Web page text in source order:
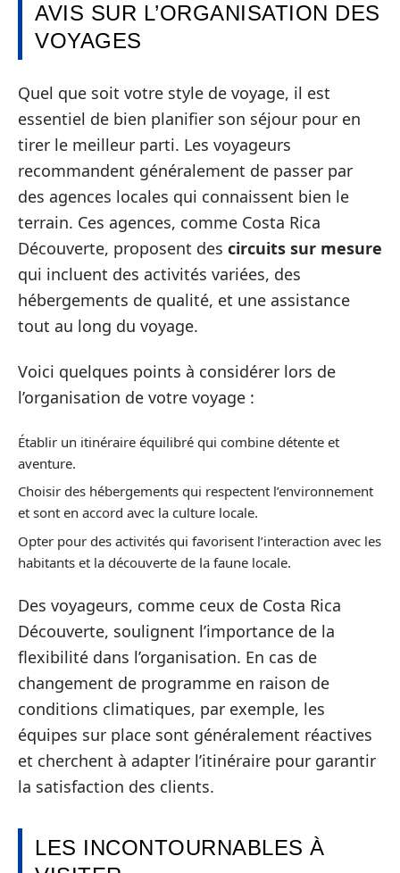
AVIS SUR L’ORGANISATION DES
VOYAGES
Quel que soit votre style de voyage, il est
essentiel de bien planifier son séjour pour en
tirer le meilleur parti. Les voyageurs
recommandent généralement de passer par
des agences locales qui connaissent bien le
terrain. Ces agences, comme Costa Rica
Découverte, proposent des circuits sur mesure
qui incluent des activités variées, des
hébergements de qualité, et une assistance
tout au long du voyage.
Voici quelques points à considérer lors de
l’organisation de votre voyage :
Établir un itinéraire équilibré qui combine détente et
aventure.
Choisir des hébergements qui respectent l’environnement
et sont en accord avec la culture locale.
Opter pour des activités qui favorisent l’interaction avec les
habitants et la découverte de la faune locale.
Des voyageurs, comme ceux de Costa Rica
Découverte, soulignent l’importance de la
flexibilité dans l’organisation. En cas de
changement de programme en raison de
conditions climatiques, par exemple, les
équipes sur place sont généralement réactives
et cherchent à adapter l’itinéraire pour garantir
la satisfaction des clients.
LES INCONTOURNABLES À